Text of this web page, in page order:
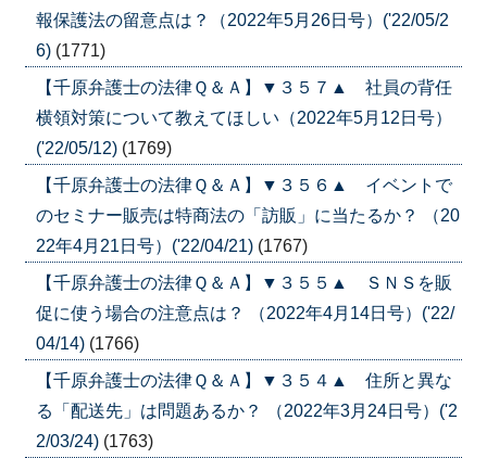
報保護法の留意点は？（2022年5月26日号）('22/05/2
6) (1771)
【千原弁護士の法律Ｑ＆Ａ】▼３５７▲ 社員の背任
横領対策について教えてほしい（2022年5月12日号）
('22/05/12) (1769)
【千原弁護士の法律Ｑ＆Ａ】▼３５６▲ イベントで
のセミナー販売は特商法の「訪販」に当たるか？ （20
22年4月21日号）('22/04/21) (1767)
【千原弁護士の法律Ｑ＆Ａ】▼３５５▲ ＳＮＳを販
促に使う場合の注意点は？ （2022年4月14日号）('22/
04/14) (1766)
【千原弁護士の法律Ｑ＆Ａ】▼３５４▲ 住所と異な
る「配送先」は問題あるか？ （2022年3月24日号）('2
2/03/24) (1763)